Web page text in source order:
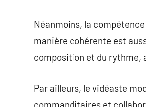
Néanmoins, la
manière cohérente est
composition et du rythme,
Par ailleurs, le vidéaste
commanditaires et